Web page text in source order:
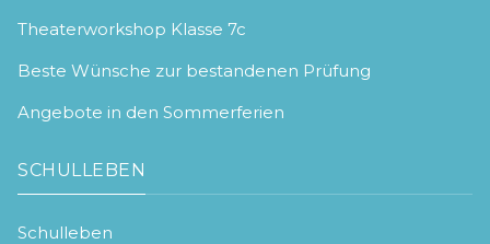
Theaterworkshop Klasse 7c
Beste Wünsche zur bestandenen Prüfung
Angebote in den Sommerferien
SCHULLEBEN
Schulleben